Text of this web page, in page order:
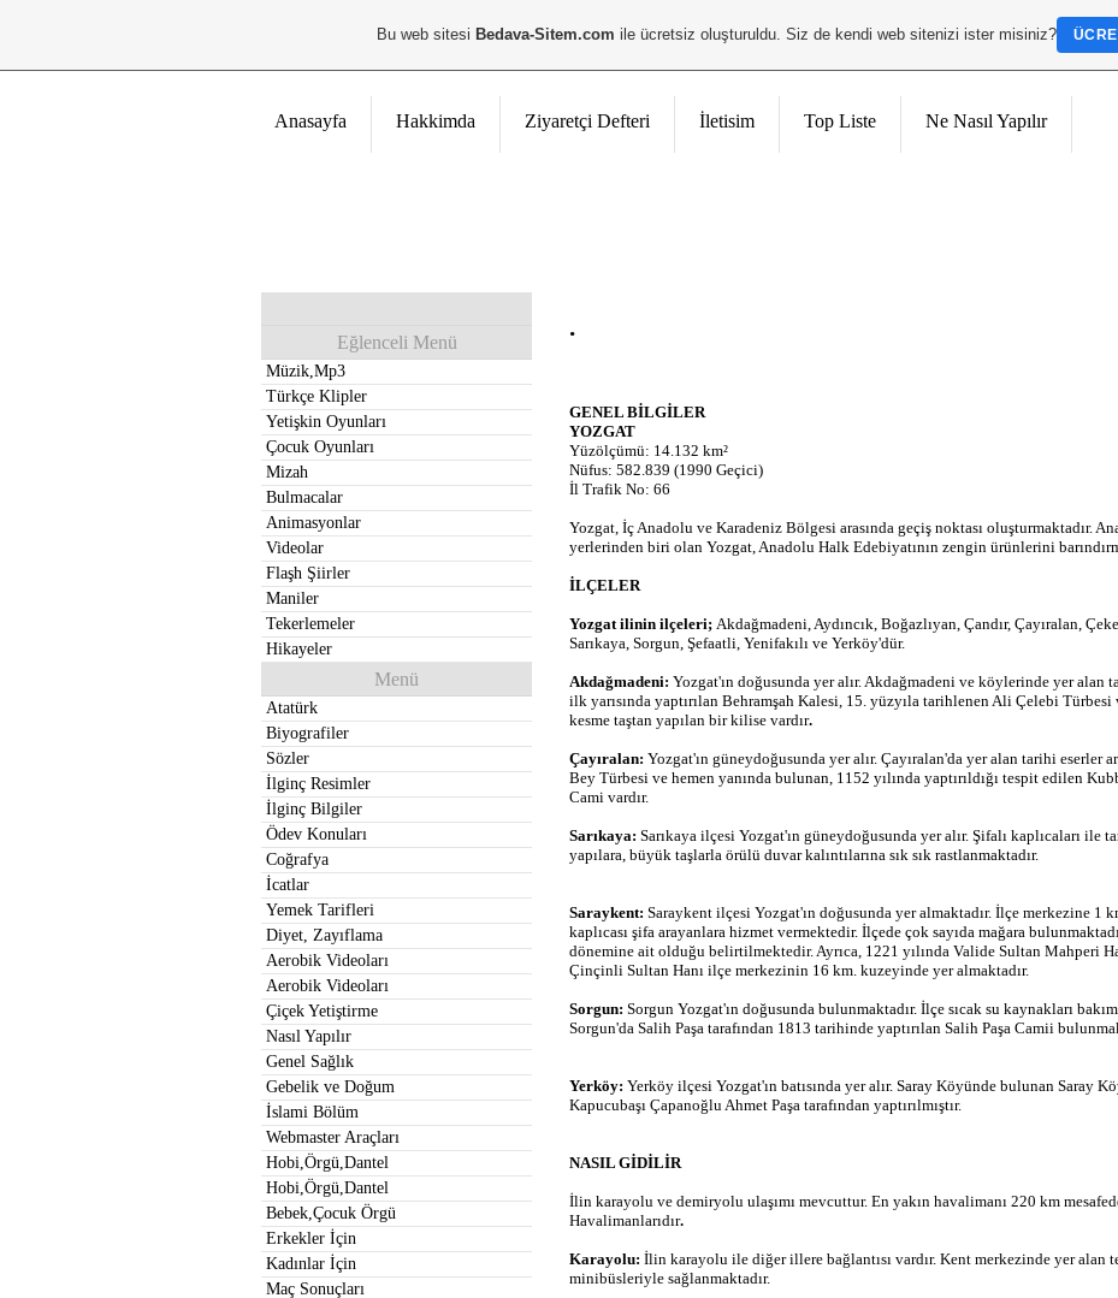
Anasayfa Hakkimda Ziyaretçi Defteri İletisim Top Liste Ne Nasıl Yapılır
.
GENEL BİLGİLER
YOZGAT
Yüzölçümü: 14.132 km²
Nüfus: 582.839 (1990 Geçici)
İl Trafik No: 66
Yozgat, İç Anadolu ve Karadeniz Bölgesi arasında geçiş noktası oluşturmaktadır.
yerlerinden biri olan Yozgat, Anadolu Halk Edebiyatının zengin ürünlerini
İLÇELER
Yozgat ilinin ilçeleri; Akdağmadeni, Aydıncık, Boğazlıyan, Çandır, Çayıralan,
Sarıkaya, Sorgun, Şefaatli, Yenifakılı ve Yerköy'dür.
Akdağmadeni: Yozgat'ın doğusunda yer alır. Akdağmadeni ve köylerinde yer alan
ilk yarısında yaptırılan Behramşah Kalesi, 15. yüzyıla tarihlenen Ali Çelebi
kesme taştan yapılan bir kilise vardır.
Çayıralan: Yozgat'ın güneydoğusunda yer alır. Çayıralan'da yer alan tarihi eserler
Bey Türbesi ve hemen yanında bulunan, 1152 yılında yaptırıldığı tespit edilen
Cami vardır.
Sarıkaya: Sarıkaya ilçesi Yozgat'ın güneydoğusunda yer alır. Şifalı kaplıcaları ile
yapılara, büyük taşlarla örülü duvar kalıntılarına sık sık rastlanmaktadır.
Saraykent: Saraykent ilçesi Yozgat'ın doğusunda yer almaktadır. İlçe merkezine 1
kaplıcası şifa arayanlara hizmet vermektedir. İlçede çok sayıda mağara
dönemine ait olduğu belirtilmektedir. Ayrıca, 1221 yılında Valide Sultan Mahperi
Çinçinli Sultan Hanı ilçe merkezinin 16 km. kuzeyinde yer almaktadır.
Sorgun: Sorgun Yozgat'ın doğusunda bulunmaktadır. İlçe sıcak su kaynakları
Sorgun'da Salih Paşa tarafından 1813 tarihinde yaptırılan Salih Paşa Camii
Yerköy: Yerköy ilçesi Yozgat'ın batısında yer alır. Saray Köyünde bulunan Saray
Kapucubaşı Çapanoğlu Ahmet Paşa tarafından yaptırılmıştır.
NASIL GİDİLİR
İlin karayolu ve demiryolu ulaşımı mevcuttur. En yakın havalimanı 220 km
Havalimanlarıdır.
Karayolu: İlin karayolu ile diğer illere bağlantısı vardır. Kent merkezinde yer alan
minibüsleriyle sağlanmaktadır.
Eğlenceli Menü
Müzik,Mp3
Türkçe Klipler
Yetişkin Oyunları
Çocuk Oyunları
Mizah
Bulmacalar
Animasyonlar
Videolar
Flaşh Şiirler
Maniler
Tekerlemeler
Hikayeler
Menü
Atatürk
Biyografiler
Sözler
İlginç Resimler
İlginç Bilgiler
Ödev Konuları
Coğrafya
İcatlar
Yemek Tarifleri
Diyet, Zayıflama
Aerobik Videoları
Aerobik Videoları
Çiçek Yetiştirme
Nasıl Yapılır
Genel Sağlık
Gebelik ve Doğum
İslami Bölüm
Webmaster Araçları
Hobi,Örgü,Dantel
Hobi,Örgü,Dantel
Bebek,Çocuk Örgü
Erkekler İçin
Kadınlar İçin
Maç Sonuçları
Bu web sitesi Bedava-Sitem.com ile ücretsiz oluşturuldu. Siz de kendi web sitenizi ister misiniz?